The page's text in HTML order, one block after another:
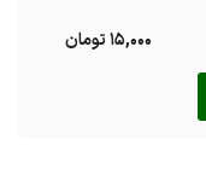
15,000 تومان